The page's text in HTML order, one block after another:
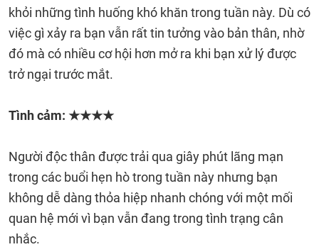
khỏi những tình huống khó khăn trong tuần này. Dù có
việc gì xảy ra bạn vẫn rất tin tưởng vào bản thân, nhờ
đó mà có nhiều cơ hội hơn mở ra khi bạn xử lý được
trở ngại trước mắt.
Tình cảm: ★★★★
Người độc thân được trải qua giây phút lãng mạn
trong các buổi hẹn hò trong tuần này nhưng bạn
không dễ dàng thỏa hiệp nhanh chóng với một mối
quan hệ mới vì bạn vẫn đang trong tình trạng cân
nhắc.